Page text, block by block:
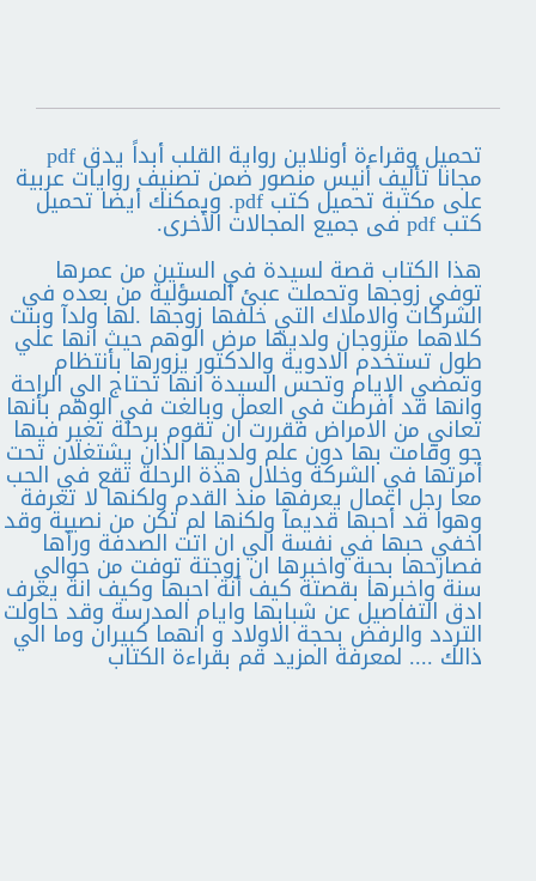
تحميل وقراءة أونلاين رواية القلب أبداً يدق pdf
مجانا تأليف أنيس منصور ضمن تصنيف روايات عربية
على مكتبة تحميل كتب pdf. ويمكنك أيضا تحميل
كتب pdf فى جميع المجالات الأخرى.
هذا الكتاب قصة لسيدة في الستين من عمرها
توفي زوجها وتحملت عبئ المسؤلية من بعده في
الشركات والاملاك التي خلفها زوجها .لها ولدآ وبنت
كلاهما متزوجان ولديها مرض الوهم حيث انها علي
طول تستخدم الادوية والدكتور يزورها بأنتظام
وتمضي الايام وتحس السيدة انها تحتاج الي الراحة
وانها قد أفرطت في العمل وبالغت في الوهم بأنها
تعاني من الامراض فقررت ان تقوم برحلة تغير فيها
جو وقامت بها دون علم ولديها الذان يشتغلان تحت
أمرتها في الشركة وخلال هذة الرحلة تقع في الحب
معا رجل اعمال يعرفها منذ القدم ولكنها لا تعرفة
وهوا قد أحبها قديمآ ولكنها لم تكن من نصيبة وقد
اخفي حبها في نفسة الي ان اتت الصدفة ورأها
فصارحها بحبة واخبرها ان زوجتة توفت من حوالي
سنة واخبرها بقصتة كيف أنة احبها وكيف انة يعرف
ادق التفاصيل عن شبابها وايام المدرسة وقد حاولت
التردد والرفض بحجة الاولاد و انهما كبيران وما الي
ذالك .... لمعرفة المزيد قم بقراءة الكتاب